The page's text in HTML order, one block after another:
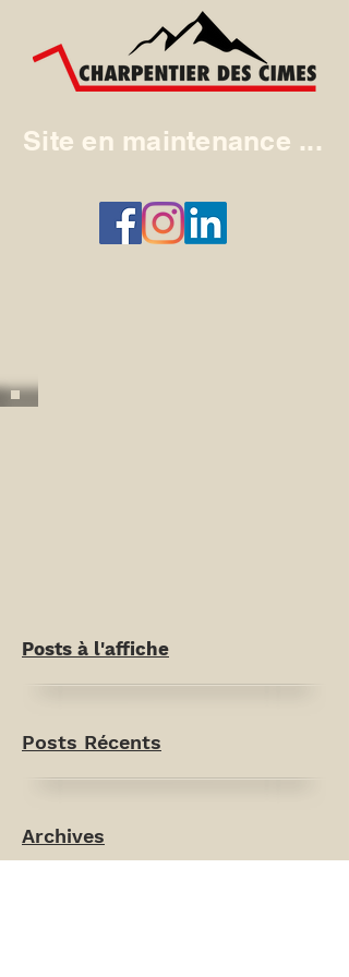
Site en maintenance ...
Posts à l'affiche
Posts Récents
Archives